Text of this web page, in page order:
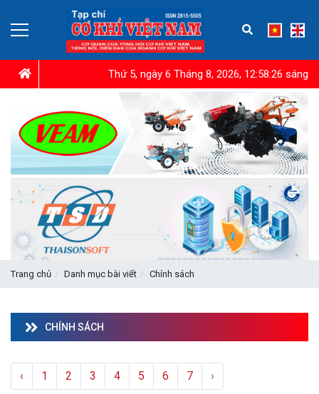
Thứ 5, ngày 6 Tháng 8, 2026, 12:58:27 sáng
Trang chủ Danh mục bài viết Chính sách
CHÍNH SÁCH
‹ 1 2 3 4 5 6 7 ›